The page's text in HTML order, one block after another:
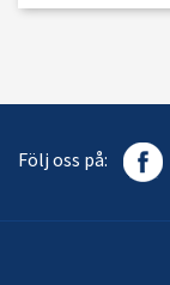
Följ oss på: